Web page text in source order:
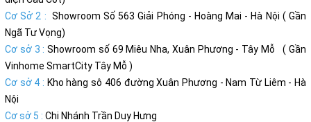
Cơ Sở 2 : Showroom Số 563 Giải Phóng - Hoàng Mai - Hà Nội ( Gần
Ngã Tư Vọng)
Cơ sở 3 : Showroom số 69 Miêu Nha, Xuân Phương - Tây Mỗ ( Gần
Vinhome SmartCity Tây Mỗ )
Cơ sở 4 : Kho hàng sô 406 đường Xuân Phương - Nam Từ Liêm - Hà
Nội
Cơ sở 5 : Chi Nhánh Trần Duy Hưng